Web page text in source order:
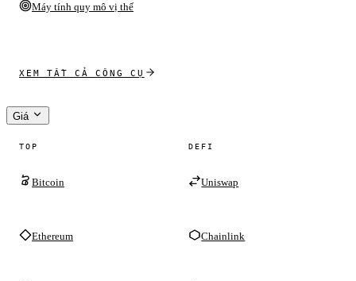
Máy tính quy mô vị thế
XEM TẤT CẢ CÔNG CỤ
Giá
TOP
Bitcoin
Ethereum
DEFI
Uniswap
Chainlink